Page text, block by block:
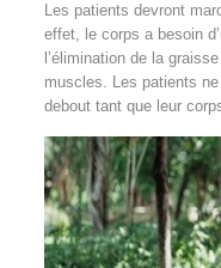
Les patients devront
effet, le corps a besoin
l’élimination de la
muscles. Les patients
debout tant que leur